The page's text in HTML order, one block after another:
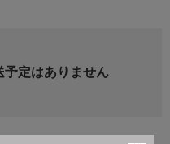
予定はありません